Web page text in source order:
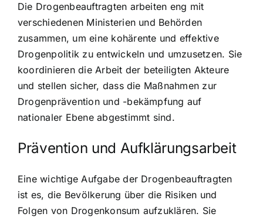
Die Drogenbeauftragten arbeiten eng mit
verschiedenen Ministerien und Behörden
zusammen, um eine kohärente und effektive
Drogenpolitik zu entwickeln und umzusetzen. Sie
koordinieren die Arbeit der beteiligten Akteure
und stellen sicher, dass die Maßnahmen zur
Drogenprävention und -bekämpfung auf
nationaler Ebene abgestimmt sind.
Prävention und Aufklärungsarbeit
Eine wichtige Aufgabe der Drogenbeauftragten
ist es, die Bevölkerung über die Risiken und
Folgen von Drogenkonsum aufzuklären. Sie